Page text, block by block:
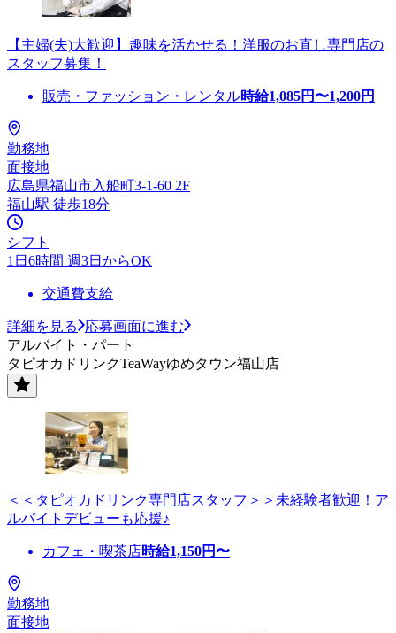
【主婦(夫)大歓迎】趣味を活かせる！洋服のお直し専門店の
スタッフ募集！
販売・ファッション・レンタル時給1,085円〜1,200円
勤務地
面接地
広島県福山市入船町3-1-60 2F
福山駅 徒歩18分
シフト
1日6時間 週3日からOK
交通費支給
詳細を見る
応募画面に進む
アルバイト・パート
タピオカドリンクTeaWayゆめタウン福山店
＜＜タピオカドリンク専門店スタッフ＞＞未経験者歓迎！ア
ルバイトデビューも応援♪
カフェ・喫茶店時給1,150円〜
勤務地
面接地